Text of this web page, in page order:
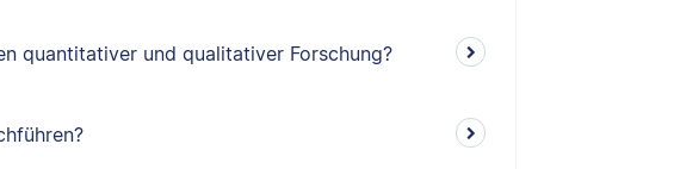
quantitativer und qualitativer Forschung?